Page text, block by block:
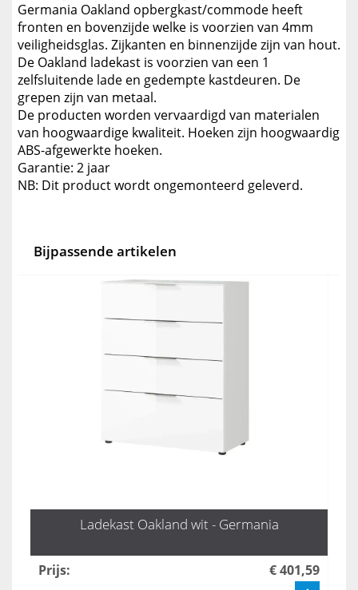
Germania Oakland opbergkast/commode heeft
fronten en bovenzijde welke is voorzien van 4mm
veiligheidsglas. Zijkanten en binnenzijde zijn van hout.
De Oakland ladekast is voorzien van een 1
zelfsluitende lade en gedempte kastdeuren. De
grepen zijn van metaal.
De producten worden vervaardigd van materialen
van hoogwaardige kwaliteit. Hoeken zijn hoogwaardig
ABS-afgewerkte hoeken.
Garantie: 2 jaar
NB: Dit product wordt ongemonteerd geleverd.
Bijpassende artikelen
Ladekast Oakland wit - Germania
Prijs: € 401,59